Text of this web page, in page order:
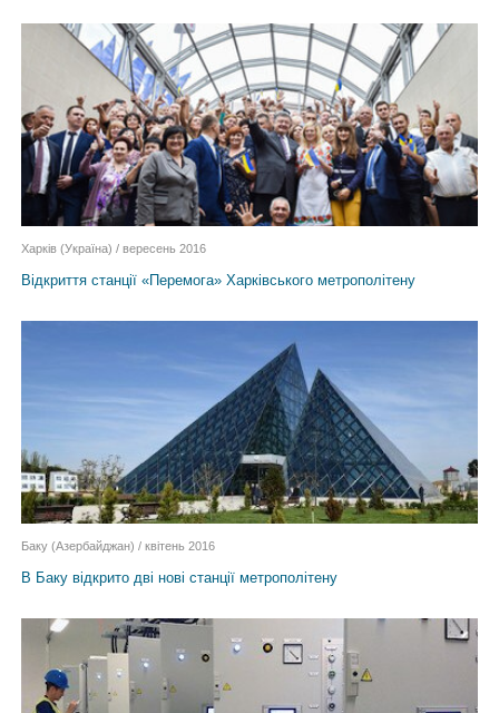
Відкриття станції «Перемога» Харківського метрополітену
Харків (Україна) / вересень 2016
В Баку відкрито дві нові станції метрополітену
Баку (Азербайджан) / квітень 2016